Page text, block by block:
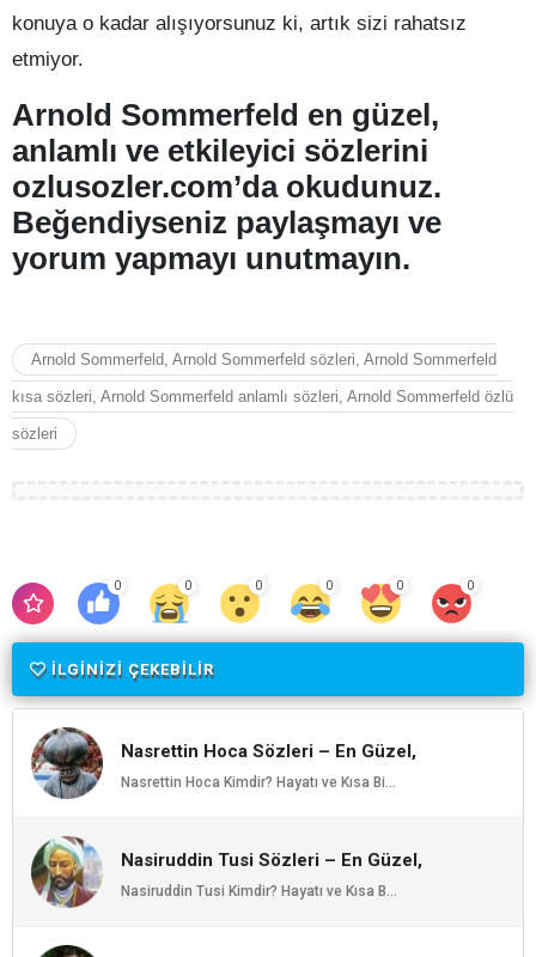
konuya o kadar alışıyorsunuz ki, artık sizi rahatsız
etmiyor.
Arnold Sommerfeld en güzel,
anlamlı ve etkileyici sözlerini
ozlusozler.com’da okudunuz.
Beğendiyseniz paylaşmayı ve
yorum yapmayı unutmayın.
Arnold Sommerfeld, Arnold Sommerfeld sözleri, Arnold Sommerfeld
kısa sözleri, Arnold Sommerfeld anlamlı sözleri, Arnold Sommerfeld özlü
sözleri
0 0 0 0 0 0
İLGİNİZİ ÇEKEBİLİR
Nasrettin Hoca Sözleri – En Güzel,
Anlamlı ve Etkileyici Nasrettin Hoca
Özlü Sözleri | Ozlusozler.com
Nasrettin Hoca Kimdir? Hayatı ve Kısa Bi...
Nasiruddin Tusi Sözleri – En Güzel,
Anlamlı ve Etkileyici Nasiruddin Tusi
Özlü Sözleri | Ozlusozler.com
Nasiruddin Tusi Kimdir? Hayatı ve Kısa B...